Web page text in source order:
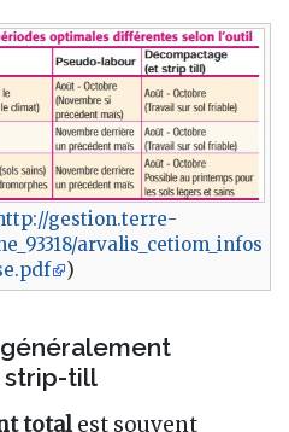
gestion.terre-
arvalis_cetiom_infos
)
strip-till
totalest souvent